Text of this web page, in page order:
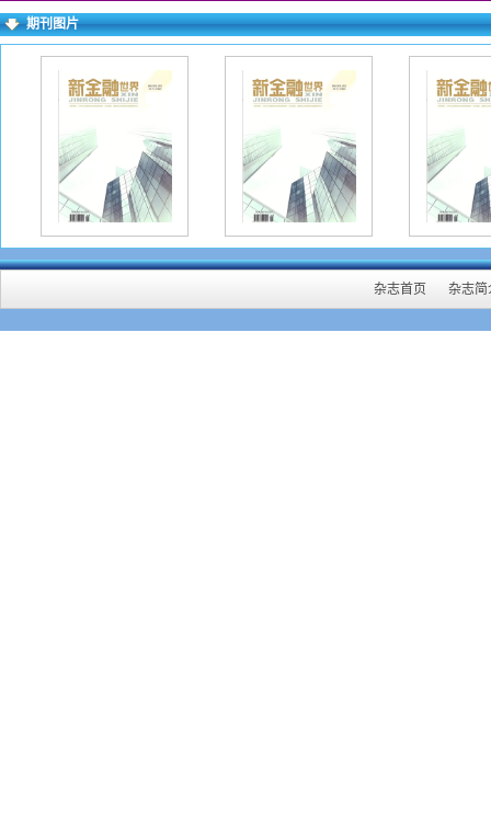
右上
失败
期刊图片
杂志首页 杂志简